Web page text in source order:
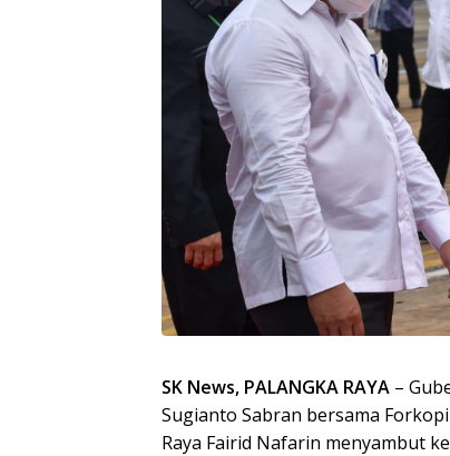
SK News, PALANGKA RAYA –
Sugianto Sabran bersama
Raya Fairid Nafarin menyambut